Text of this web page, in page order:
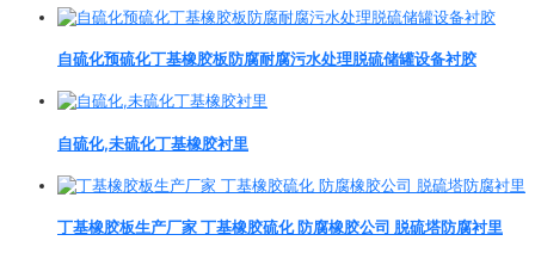
自硫化预硫化丁基橡胶板防腐耐腐污水处理脱硫储罐设备衬胶
自硫化,未硫化丁基橡胶衬里
丁基橡胶板生产厂家 丁基橡胶硫化 防腐橡胶公司 脱硫塔防腐衬里